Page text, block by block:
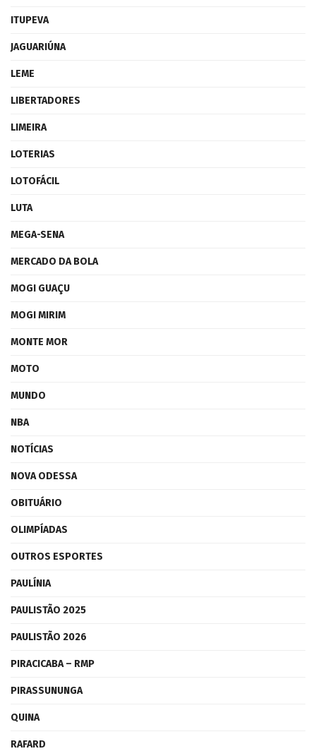
ITUPEVA
JAGUARIÚNA
LEME
LIBERTADORES
LIMEIRA
LOTERIAS
LOTOFÁCIL
LUTA
MEGA-SENA
MERCADO DA BOLA
MOGI GUAÇU
MOGI MIRIM
MONTE MOR
MOTO
MUNDO
NBA
NOTÍCIAS
NOVA ODESSA
OBITUÁRIO
OLIMPÍADAS
OUTROS ESPORTES
PAULÍNIA
PAULISTÃO 2025
PAULISTÃO 2026
PIRACICABA – RMP
PIRASSUNUNGA
QUINA
RAFARD